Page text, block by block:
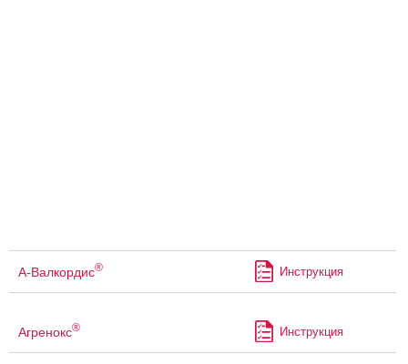
А-Валкордис® Инструкция
Агренокс® Инструкция